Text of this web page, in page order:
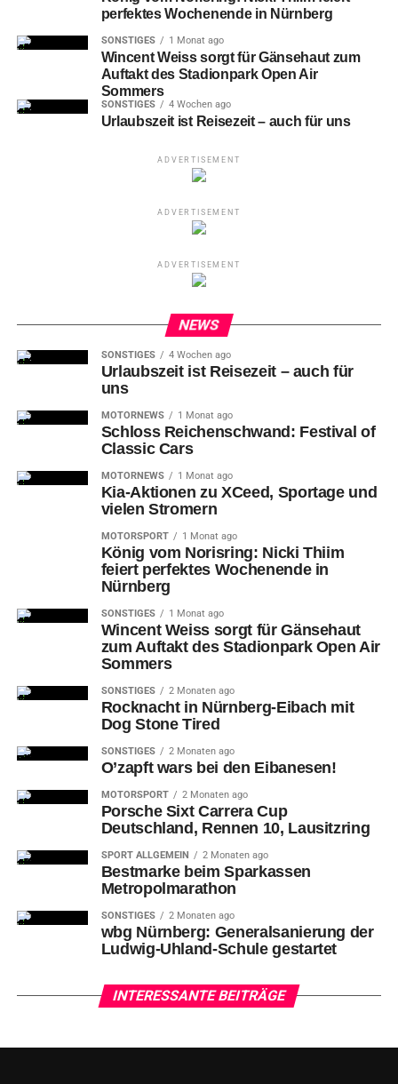
perfektes Wochenende in Nürnberg
SONSTIGES 1 Monat ago
Wincent Weiss sorgt für Gänsehaut zum
Auftakt des Stadionpark Open Air
Sommers
SONSTIGES 4 Wochen ago
Urlaubszeit ist Reisezeit – auch für uns
ADVERTISEMENT
ADVERTISEMENT
ADVERTISEMENT
NEWS
SONSTIGES 4 Wochen ago
Urlaubszeit ist Reisezeit – auch für
uns
MOTORNEWS 1 Monat ago
Schloss Reichenschwand: Festival of
Classic Cars
MOTORNEWS 1 Monat ago
Kia-Aktionen zu XCeed, Sportage und
vielen Stromern
MOTORSPORT 1 Monat ago
König vom Norisring: Nicki Thiim
feiert perfektes Wochenende in
Nürnberg
SONSTIGES 1 Monat ago
Wincent Weiss sorgt für Gänsehaut
zum Auftakt des Stadionpark Open Air
Sommers
SONSTIGES 2 Monaten ago
Rocknacht in Nürnberg-Eibach mit
Dog Stone Tired
SONSTIGES 2 Monaten ago
O’zapft wars bei den Eibanesen!
MOTORSPORT 2 Monaten ago
Porsche Sixt Carrera Cup
Deutschland, Rennen 10, Lausitzring
SPORT ALLGEMEIN 2 Monaten ago
Bestmarke beim Sparkassen
Metropolmarathon
SONSTIGES 2 Monaten ago
wbg Nürnberg: Generalsanierung der
Ludwig-Uhland-Schule gestartet
INTERESSANTE BEITRÄGE